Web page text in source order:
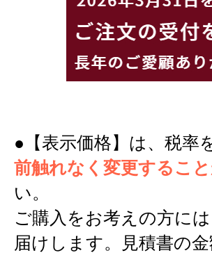
●【表示価格】は、税率
前触れなく変更するこ
い。
ご購入をお考えの方に
届けします。見積書の